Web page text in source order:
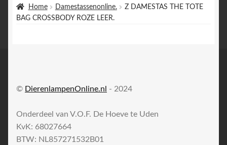
Home Damestassenonline.
Z DAMESTAS THE TOTE
BAG CROSSBODY ROZE LEER.
© DierenlampenOnline.nl - 2024
Onderdeel van V.O.F. De Hoeve te Uden
KvK: 68027664
BTW: NL857271532B01